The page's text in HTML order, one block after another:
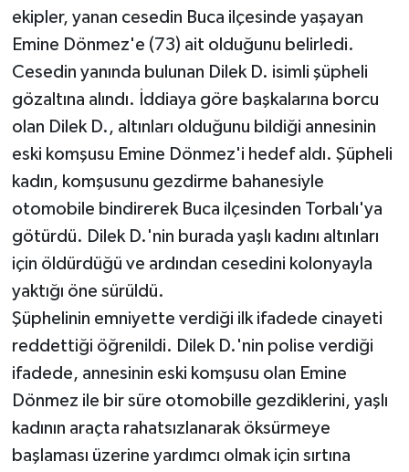
ekipler, yanan cesedin Buca ilçesinde yaşayan
Emine Dönmez'e (73) ait olduğunu belirledi.
Cesedin yanında bulunan Dilek D. isimli şüpheli
gözaltına alındı. İddiaya göre başkalarına borcu
olan Dilek D., altınları olduğunu bildiği annesinin
eski komşusu Emine Dönmez'i hedef aldı. Şüpheli
kadın, komşusunu gezdirme bahanesiyle
otomobile bindirerek Buca ilçesinden Torbalı'ya
götürdü. Dilek D.'nin burada yaşlı kadını altınları
için öldürdüğü ve ardından cesedini kolonyayla
yaktığı öne sürüldü.
Şüphelinin emniyette verdiği ilk ifadede cinayeti
reddettiği öğrenildi. Dilek D.'nin polise verdiği
ifadede, annesinin eski komşusu olan Emine
Dönmez ile bir süre otomobille gezdiklerini, yaşlı
kadının araçta rahatsızlanarak öksürmeye
başlaması üzerine yardımcı olmak için sırtına